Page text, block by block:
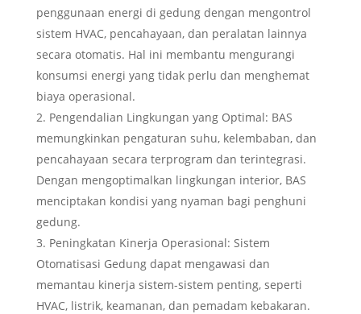
penggunaan energi di gedung dengan mengontrol
sistem HVAC, pencahayaan, dan peralatan lainnya
secara otomatis. Hal ini membantu mengurangi
konsumsi energi yang tidak perlu dan menghemat
biaya operasional.
Pengendalian Lingkungan yang Optimal: BAS
memungkinkan pengaturan suhu, kelembaban, dan
pencahayaan secara terprogram dan terintegrasi.
Dengan mengoptimalkan lingkungan interior, BAS
menciptakan kondisi yang nyaman bagi penghuni
gedung.
Peningkatan Kinerja Operasional: Sistem
Otomatisasi Gedung dapat mengawasi dan
memantau kinerja sistem-sistem penting, seperti
HVAC, listrik, keamanan, dan pemadam kebakaran.